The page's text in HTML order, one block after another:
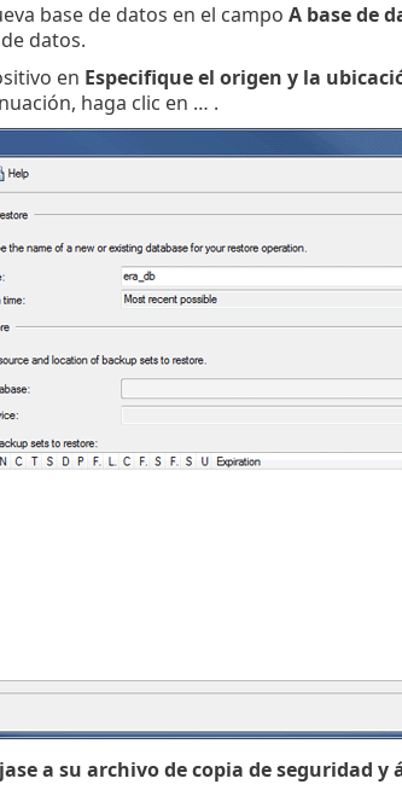
base de datos en el campo A base de
datos.
en Especifique el origen y la
haga clic en … .
a su archivo de copia de seguridad y